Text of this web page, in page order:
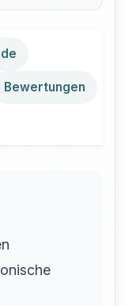
Bewertungen